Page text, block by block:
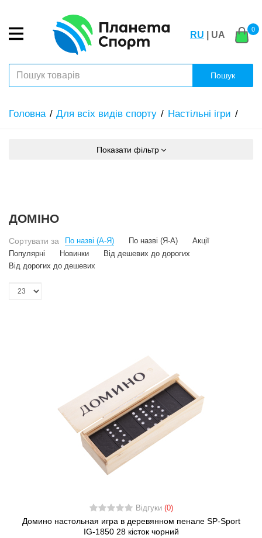
RU | UA
0
Пошук
Головна Для всіх видів спорту Настільні ігри
Показати фільтр
ДОМІНО
Сортувати за По назві (А-Я) По назві (Я-А)
Акції
Популярні
Новинки
Від дешевих до дорогих
Від дорогих до дешевих
Відгуки (0)
Домино настольная игра в деревянном пенале SP-Sport
IG-1850 28 кісток чорний